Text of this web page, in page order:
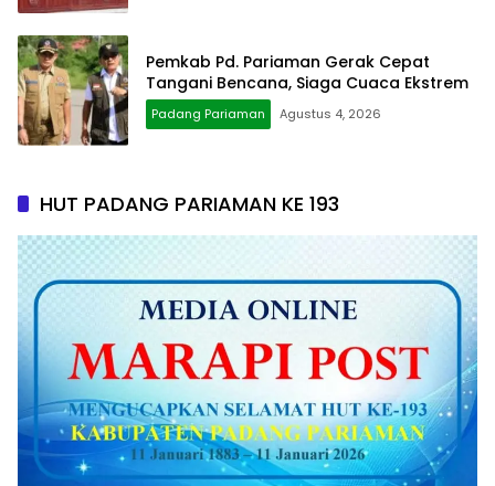
Pemkab Pd. Pariaman Gerak Cepat
Tangani Bencana, Siaga Cuaca Ekstrem
Padang Pariaman Agustus 4, 2026
HUT PADANG PARIAMAN KE 193